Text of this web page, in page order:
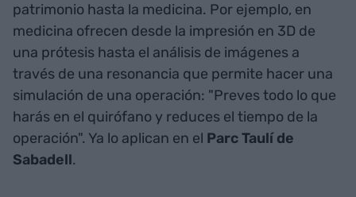
patrimonio hasta la medicina. Por ejemplo, en
medicina ofrecen desde la impresión en 3D de
una prótesis hasta el análisis de imágenes a
través de una resonancia que permite hacer una
simulación de una operación: "Preves todo lo que
harás en el quirófano y reduces el tiempo de la
operación". Ya lo aplican en el Parc Taulí de
Sabadell.